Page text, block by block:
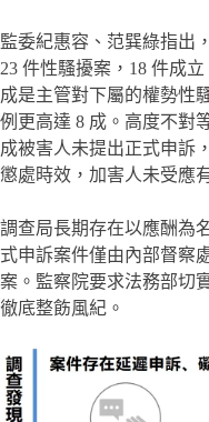
監委紀惠容、范巽綠指出
23 件性騷擾案，18 件成
成是主管對下屬的權勢性
例更高達 8 成。高度不對
成被害人未提出正式申訴
懲處時效，加害人未受應
調查局長期存在以應酬為
式申訴案件僅由內部督察
案。監察院要求法務部切
徹底整飭風紀。